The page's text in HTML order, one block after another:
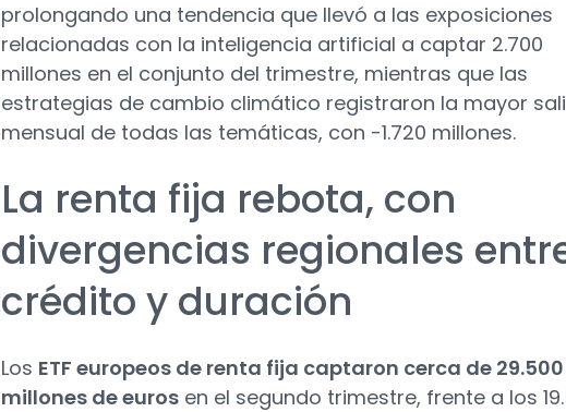
prolongando una tendencia que llevó a las exposiciones
relacionadas con la inteligencia artificial a captar 2.700
millones en el conjunto del trimestre, mientras que las
estrategias de cambio climático registraron la mayor
mensual de todas las temáticas, con -1.720 millones.
La renta fija rebota, con
divergencias regionales
crédito y duración
Los ETF europeos de renta fija captaron cerca de 29.500
millones de euros en el segundo trimestre, frente a los